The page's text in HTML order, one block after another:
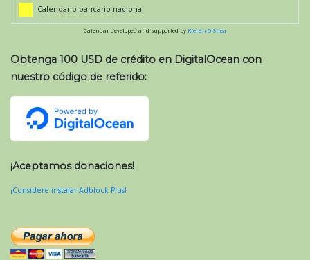
Calendario bancario nacional
Calendar developed and supported by Kieran O'Shea
Obtenga 100 USD de crédito en DigitalOcean con
nuestro código de referido:
¡Aceptamos donaciones!
¡Considere instalar Adblock Plus!